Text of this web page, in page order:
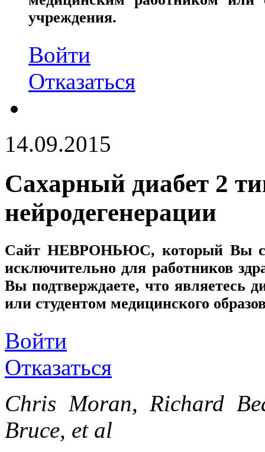
учреждения.
Войти
Отказаться
14.09.2015
Сахарный диабет 2
нейродегенерации
Сайт НЕВРОНЬЮС, который Вы
исключительно для работников
Вы подтверждаете, что являетесь
или студентом медицинского
Войти
Отказаться
Chris Moran, Richard
Bruce, et al